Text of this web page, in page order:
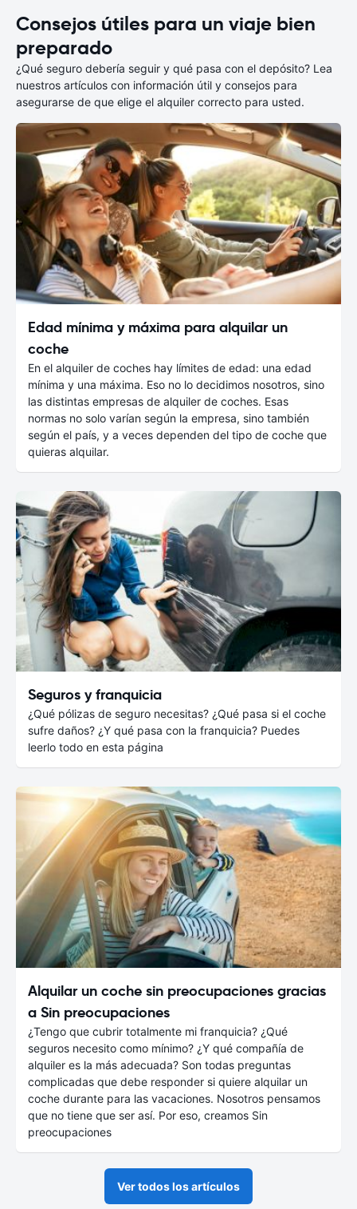
Consejos útiles para un viaje bien
preparado
¿Qué seguro debería seguir y qué pasa con el depósito? Lea
nuestros artículos con información útil y consejos para
asegurarse de que elige el alquiler correcto para usted.
Edad mínima y máxima para alquilar un
coche
En el alquiler de coches hay límites de edad: una edad
mínima y una máxima. Eso no lo decidimos nosotros, sino
las distintas empresas de alquiler de coches. Esas
normas no solo varían según la empresa, sino también
según el país, y a veces dependen del tipo de coche que
quieras alquilar.
Seguros y franquicia
¿Qué pólizas de seguro necesitas? ¿Qué pasa si el coche
sufre daños? ¿Y qué pasa con la franquicia? Puedes
leerlo todo en esta página
Alquilar un coche sin preocupaciones gracias
a Sin preocupaciones
¿Tengo que cubrir totalmente mi franquicia? ¿Qué
seguros necesito como mínimo? ¿Y qué compañía de
alquiler es la más adecuada? Son todas preguntas
complicadas que debe responder si quiere alquilar un
coche durante para las vacaciones. Nosotros pensamos
que no tiene que ser así. Por eso, creamos Sin
preocupaciones
Ver todos los artículos